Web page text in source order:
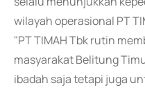
wilayah operasional PT
"PT TIMAH Tbk rutin
masyarakat Belitung
ibadah saja tetapi juga